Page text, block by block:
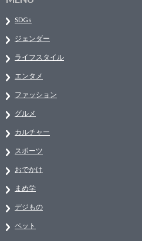
SDGs
ジェンダー
ライフスタイル
エンタメ
ファッション
グルメ
カルチャー
スポーツ
おでかけ
まめ学
デジもの
ペット